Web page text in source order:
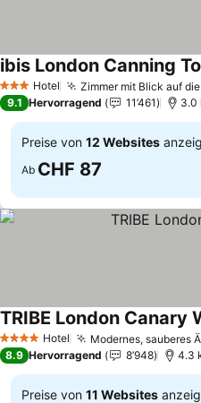
3 SterneHotel Zimmer mit Blick auf
ibis London Canning
9.1 Hervorragend 11’461 3.0
Preise von 12 Websites
Ab CHF 87
4 Sterne Hotel Modernes, sauberes
TRIBE London Canary
8.9 Hervorragend 8’948 4.3
Preise von 11 Websites